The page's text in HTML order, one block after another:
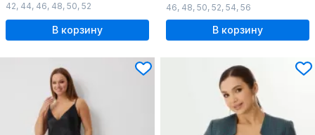
42, 44, 46, 48, 50, 52
В корзину
46, 48, 50, 52, 54, 56
В корзину